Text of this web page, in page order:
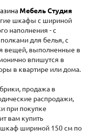
Мебель Студия
шкафы с шириной
наполнения - с
для белья, с
вещей, выполненные в
впишутся в
в квартире или дома.
продажа в
распродажи,
при покупке
вам купить
шириной 150 см по